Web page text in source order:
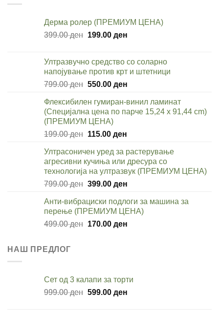
Дерма ролер (ПРЕМИУМ ЦЕНА)
399.00ден Original
399.00 ден.
199.00 денCurrent
199.00 ден.
Ултразвучно средство со соларно
напојување против крт и штетници
799.00ден Original
was:
799.00 ден.
550.00 денCurrent
is:
550.00 ден.
Флексибилен гумиран-винил ламинат
(Специјална цена по парче 15,24 x 91,44 cm)
(ПРЕМИУМ ЦЕНА)
199.00ден Original
was:
199.00 ден.
115.00 денCurrent
is:
115.00 ден.
Ултрасоничен уред за растерување
агресивни кучиња или дресура со
технологија на ултразвук (ПРЕМИУМ ЦЕНА)
799.00ден Original
was:
799.00 ден.
399.00 денCurrent
is:
399.00 ден.
Анти-вибрациски подлоги за машина за
перење (ПРЕМИУМ ЦЕНА)
499.00ден Original
170.00 денCurrent
НАШ ПРЕДЛОГ
Сет од 3 калапи за торти
999.00ден Original
599.00 денCurrent